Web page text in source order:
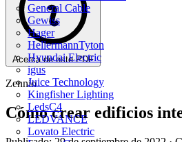
General Cable
Gewiss
Hager
HellermannTyton
Hyundai Electric
igus
Juice Technology
Kingfisher Lighting
LedsC4
LEDVANCE
Lovato Electric
Acerca de este PDF
Zennio
Cómo crear edificios